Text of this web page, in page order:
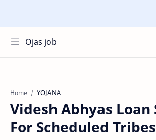
Ojas job
Home YOJANA
Videsh Abhyas Loan
For Scheduled Tribes